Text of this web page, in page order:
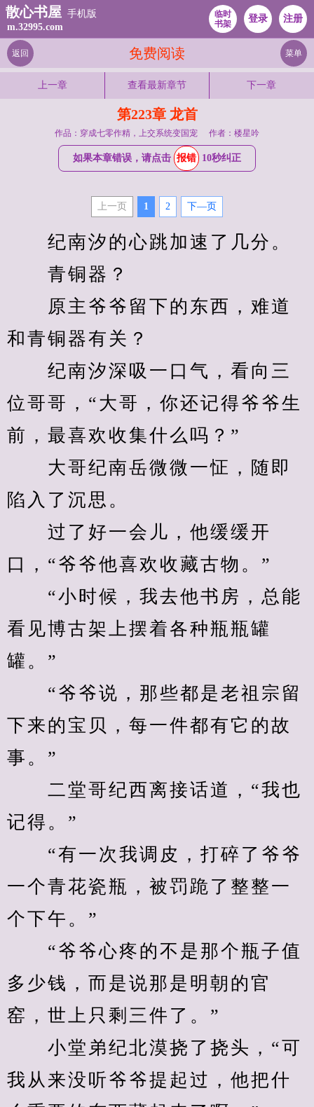
散心书屋 手机版
m.32995.com
临时
书架
登录 注册
免费阅读
返回 菜单
上一章 查看最新章节 下一章
第223章 龙首
作品：穿成七零作精，上交系统变国宠 作者：楼星吟
如果本章错误，请点击 报错 10秒纠正
上一页 1 2 下—页
纪南汐的心跳加速了几分。
青铜器？
原主爷爷留下的东西，难道
和青铜器有关？
纪南汐深吸一口气，看向三
位哥哥，“大哥，你还记得爷爷生
前，最喜欢收集什么吗？”
大哥纪南岳微微一怔，随即
陷入了沉思。
过了好一会儿，他缓缓开
口，“爷爷他喜欢收藏古物。”
“小时候，我去他书房，总能
看见博古架上摆着各种瓶瓶罐
罐。”
“爷爷说，那些都是老祖宗留
下来的宝贝，每一件都有它的故
事。”
二堂哥纪西离接话道，“我也
记得。”
“有一次我调皮，打碎了爷爷
一个青花瓷瓶，被罚跪了整整一
个下午。”
“爷爷心疼的不是那个瓶子值
多少钱，而是说那是明朝的官
窑，世上只剩三件了。”
小堂弟纪北漠挠了挠头，“可
我从来没听爷爷提起过，他把什